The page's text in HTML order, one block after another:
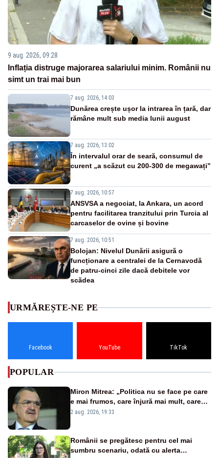
9 aug. 2026, 09:28
Inflația distruge majorarea salariului minim. Românii nu
simt un trai mai bun
7 aug. 2026, 14:03
Dunărea crește ușor la intrarea în țară, dar
rămâne mult sub media lunii august
7 aug. 2026, 13:02
În intervalul orar de seară, consumul de
curent „a scăzut cu 200-300 de megawați”
7 aug. 2026, 10:57
ANSVSA a negociat, la Ankara, un acord
pentru facilitarea tranzitului prin Turcia al
carcaselor de ovine și bovine
7 aug. 2026, 10:51
Bolojan: Nivelul Dunării asigură o
funcționare a centralei de la Cernavodă
de patru-cinci zile dacă debitele vor
scădea
URMĂREȘTE-NE PE
Facebook YouTube TikTok
POPULAR
Miron Mitrea: „Politica nu se face pe care
e mai frumos, care înjură mai mult, care
țipă mai tare, ci pe proiecte”
2 aug. 2026, 19:33
Românii se pregătesc pentru cel mai
sumbru scenariu, odată cu alerta